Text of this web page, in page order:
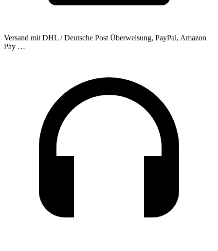
Versand mit DHL / Deutsche Post Überweisung, PayPal, Amazon
Pay …